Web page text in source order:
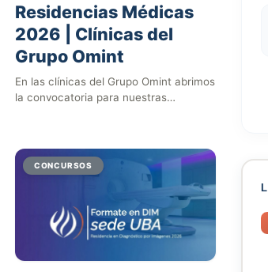
Residencias Médicas
2026 | Clínicas del
Grupo Omint
En las clínicas del Grupo Omint abrimos
la convocatoria para nuestras
CONCURSOS